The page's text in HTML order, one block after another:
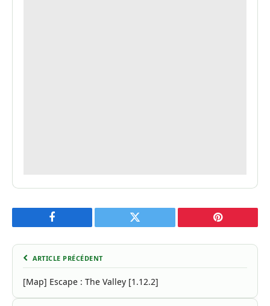
Facebook Twitter Pinterest
ARTICLE PRÉCÉDENT
[Map] Escape : The Valley [1.12.2]